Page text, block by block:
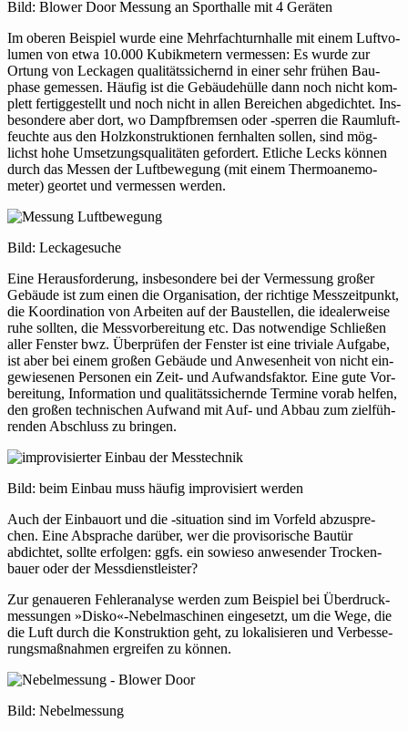
Bild: Blower Door Messung an Sport­halle mit 4 Geräten
Im oberen Bei­spiel wurde eine Mehr­fach­turn­halle mit einem Luft­vo­
lumen von etwa 10.000 Kubik­me­tern ver­messen: Es wurde zur
Ortung von Leckagen qua­li­täts­si­chernd in einer sehr frühen Bau­
phase gemessen. Häufig ist die Gebäu­de­hülle dann noch nicht kom­
plett fer­tig­ge­stellt und noch nicht in allen Berei­chen abge­dichtet. Ins­
be­son­dere aber dort, wo Dampf­bremsen oder ‑sperren die Raum­luft­
feuchte aus den Holz­kon­struk­tionen fern­halten sollen, sind mög­
lichst hohe Umset­zungs­qua­li­täten gefor­dert. Etliche Lecks können
durch das Messen der Luft­be­we­gung (mit einem Ther­mo­ane­mo­
meter) geortet und ver­messen werden.
Bild: Lecka­ge­suche
Eine Her­aus­for­de­rung, ins­be­son­dere bei der Ver­mes­sung großer
Gebäude ist zum einen die Orga­ni­sa­tion, der rich­tige Mess­zeit­punkt,
die Koor­di­na­tion von Arbeiten auf der Bau­stellen, die idea­ler­weise
ruhe sollten, die Mess­vor­be­rei­tung etc. Das not­wen­dige Schließen
aller Fenster bwz. Über­prüfen der Fenster ist eine tri­viale Aufgabe,
ist aber bei einem großen Gebäude und Anwe­sen­heit von nicht ein­
ge­wie­senen Per­sonen ein Zeit- und Auf­wands­faktor. Eine gute Vor­
be­rei­tung, Infor­ma­tion und qua­li­täts­si­chernde Termine vorab helfen,
den großen tech­ni­schen Aufwand mit Auf- und Abbau zum ziel­füh­
renden Abschluss zu bringen.
Bild: beim Einbau muss häufig impro­vi­siert werden
Auch der Ein­bauort und die ‑situa­tion sind im Vorfeld abzu­spre­
chen. Eine Absprache darüber, wer die pro­vi­so­ri­sche Bautür
abdichtet, sollte erfolgen: ggfs. ein sowieso anwe­sender Tro­cken­
bauer oder der Messdienstleister?
Zur genaueren Feh­ler­ana­lyse werden zum Bei­spiel bei Über­druck­
mes­sungen »Disko«-Nebelmaschinen ein­ge­setzt, um die Wege, die
die Luft durch die Kon­struk­tion geht, zu loka­li­sieren und Ver­bes­se­
rungs­maß­nahmen ergreifen zu können.
Bild: Nebel­mes­sung